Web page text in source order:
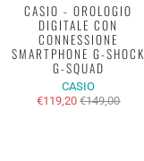
CASIO - OROLOGIO
DIGITALE CON
CONNESSIONE
SMARTPHONE G-SHOCK
G-SQUAD
CASIO
€119,20€149,00